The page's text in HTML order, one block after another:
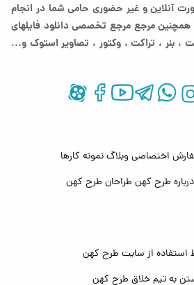
برند
با طراحی
برند و ارتباط اولیه
آنلاین و غیر حضوری حامی شما در انجام
همچنین مرجع مرجع تخصصی دانلود فایلهای
، بنر ، تراکت ، وکتور ، تصاویر استوک و...
اختصاصیوبلاگنمونه کارها
درباره طرح کهن طراحان طرح کهن
استفاده از سایت طرح کهن
به تیم خلاق طرح کهن